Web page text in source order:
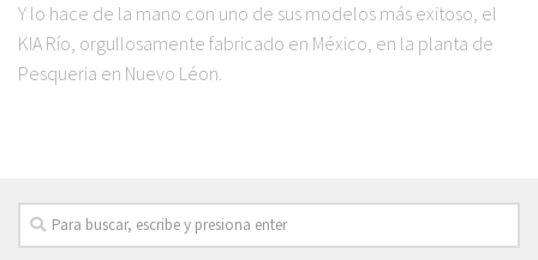
Y lo hace de la mano con uno de sus modelos más exitoso, el
KIA Río, orgullosamente fabricado en México, en la planta de
Pesqueria en Nuevo Léon.